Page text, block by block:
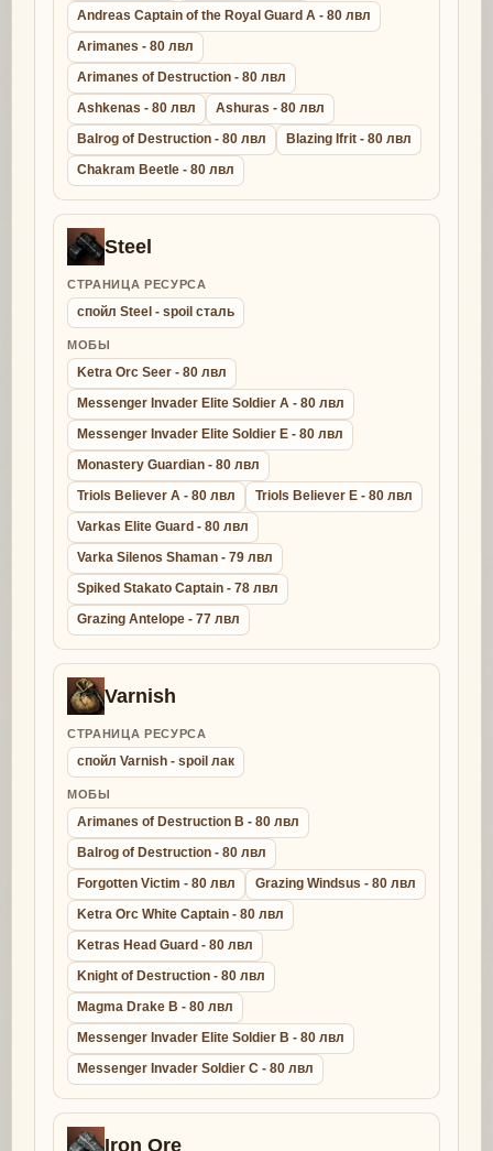
Andreas Captain of the Royal Guard A - 80 лвл
Arimanes - 80 лвл
Arimanes of Destruction - 80 лвл
Ashkenas - 80 лвл
Ashuras - 80 лвл
Balrog of Destruction - 80 лвл
Blazing Ifrit - 80 лвл
Chakram Beetle - 80 лвл
Steel
СТРАНИЦА РЕСУРСА
спойл Steel - spoil сталь
МОБЫ
Ketra Orc Seer - 80 лвл
Messenger Invader Elite Soldier A - 80 лвл
Messenger Invader Elite Soldier E - 80 лвл
Monastery Guardian - 80 лвл
Triols Believer A - 80 лвл
Triols Believer E - 80 лвл
Varkas Elite Guard - 80 лвл
Varka Silenos Shaman - 79 лвл
Spiked Stakato Captain - 78 лвл
Grazing Antelope - 77 лвл
Varnish
СТРАНИЦА РЕСУРСА
спойл Varnish - spoil лак
МОБЫ
Arimanes of Destruction B - 80 лвл
Balrog of Destruction - 80 лвл
Forgotten Victim - 80 лвл
Grazing Windsus - 80 лвл
Ketra Orc White Captain - 80 лвл
Ketras Head Guard - 80 лвл
Knight of Destruction - 80 лвл
Magma Drake B - 80 лвл
Messenger Invader Elite Soldier B - 80 лвл
Messenger Invader Soldier C - 80 лвл
Iron Ore